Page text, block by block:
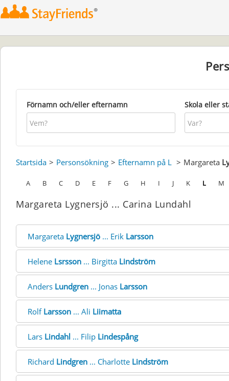
Förnamn och/eller efternamn Skola eller
Startsida Personsökning Efternamn på L Margareta
A B C D E F G H I J K L M
Margareta Lygnersjö ... Carina Lundahl
Margareta Lygnersjö ... Erik Larsson
Helene Lsrsson ... Birgitta Lindström
Anders Lundgren ... Jonas Larsson
Rolf Larsson ... Ali Liimatta
Lars Lindahl ... Filip Lindespång
Richard Lindgren ... Charlotte Lindström